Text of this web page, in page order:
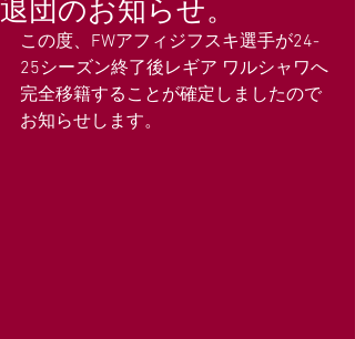
この度、FWアフィジフスキ選手が24-
25シーズン終了後レギア ワルシャワへ
完全移籍することが確定しましたので
お知らせします。